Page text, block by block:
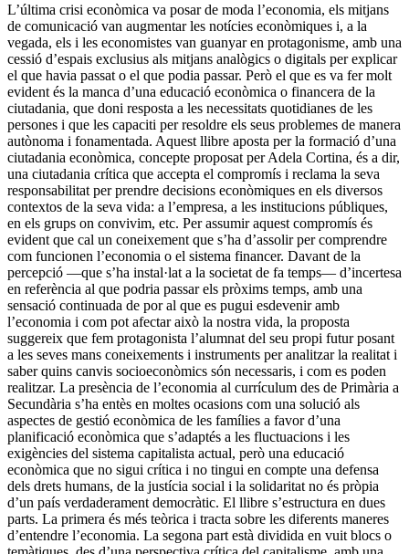
L’última crisi econòmica va posar de moda l’economia, els mitjans
de comunicació van augmentar les notícies eco­nòmiques i, a la
vegada, els i les economistes van guanyar en protagonisme, amb una
cessió d’espais exclusius als mitjans analògics o digitals per explicar
el que havia passat o el que podia passar. Però el que es va fer molt
evident és la manca d’una educació econòmica o financera de la
ciutadania, que doni resposta a les necessitats quotidianes de les
persones i que les capaciti per resoldre els seus problemes de manera
autònoma i fonamentada. Aquest llibre aposta per la formació d’una
ciutadania eco­nòmica, concepte proposat per Adela Cortina, és a dir,
una ciutadania crítica que accepta el compromís i reclama la seva
responsabilitat per prendre decisions econòmiques en els diversos
contextos de la seva vida: a l’empresa, a les institucions públiques,
en els grups on convivim, etc. Per assumir aquest compromís és
evident que cal un coneixement que s’ha d’assolir per comprendre
com funcionen l’economia o el sistema financer. Davant de la
percepció —que s’ha instal·lat a la societat de fa temps— d’incertesa
en referència al que podria passar els pròxims temps, amb una
sensació continuada de por al que es pugui esdevenir amb
l’economia i com pot afectar això la nostra vida, la proposta
suggereix que fem protagonista l’alumnat del seu propi futur posant
a les seves mans coneixements i instruments per analitzar la realitat i
saber quins canvis socioeconòmics són necessaris, i com es poden
realitzar. La presència de l’economia al currículum des de Primària a
Secundària s’ha entès en moltes ocasions com una solució als
aspectes de gestió econòmica de les famílies a favor d’una
planificació econòmica que s’adaptés a les fluctuacions i les
exigències del siste­ma capitalista actual, però una educació
econòmica que no sigui crítica i no tingui en compte una defensa
dels drets humans, de la justícia social i la solidaritat no és pròpia
d’un país verdaderament democràtic. El llibre s’estructura en dues
parts. La prime­ra és més teòrica i tracta sobre les diferents maneres
d’entendre l’economia. La segona part està dividida en vuit blocs o